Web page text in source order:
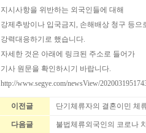
지시사항을 위반하는 외국인들에 대해
강제추방이나 입국금지, 손해배상 청구 등으
강력대응하기로 했습니다.
자세한 것은 아래에 링크된 주소로 들어가
기사 원문을 확인하시기 바랍니다.
http://www.segye.com/newsView/
이전글 단기체류자의 결혼이민 체
다음글 불법체류외국인의 코로나